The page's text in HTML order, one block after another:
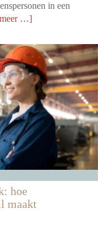
in een
…]
hoe
maakt